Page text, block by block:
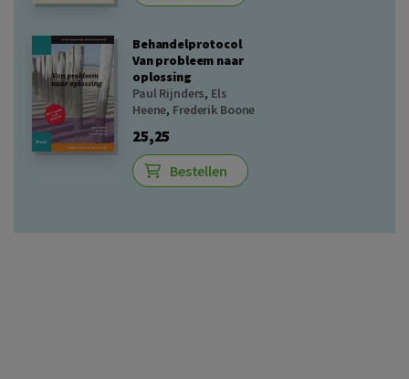
Behandelprotocol
Van probleem naar
oplossing
Paul Rijnders, Els
Heene, Frederik Boone
25,25
Bestellen